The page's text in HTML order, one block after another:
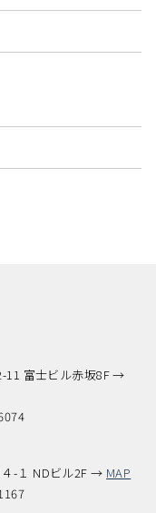
11 富士ビル赤坂8F →
-１ NDビル2F → MAP